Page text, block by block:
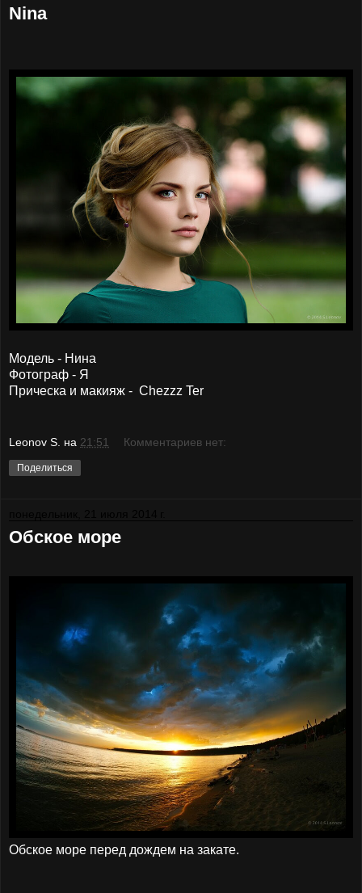
Nina
Модель - Нина
Фотограф - Я
Прическа и макияж - Chezzz Ter
Leonov S. на 21:51 Комментариев нет:
Поделиться
Обское море
Обское море перед дождем на закате.